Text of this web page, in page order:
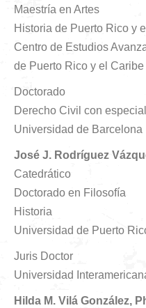
Maestría en Artes
Historia de Puerto Rico y
Centro de Estudios
de Puerto Rico y el Caribe
Doctorado
Derecho Civil con
Universidad de Barcelona
José J. Rodríguez
Catedrático
Doctorado en Filosofía
Historia
Universidad de Puerto
Juris Doctor
Universidad
Hilda M. Vilá González,